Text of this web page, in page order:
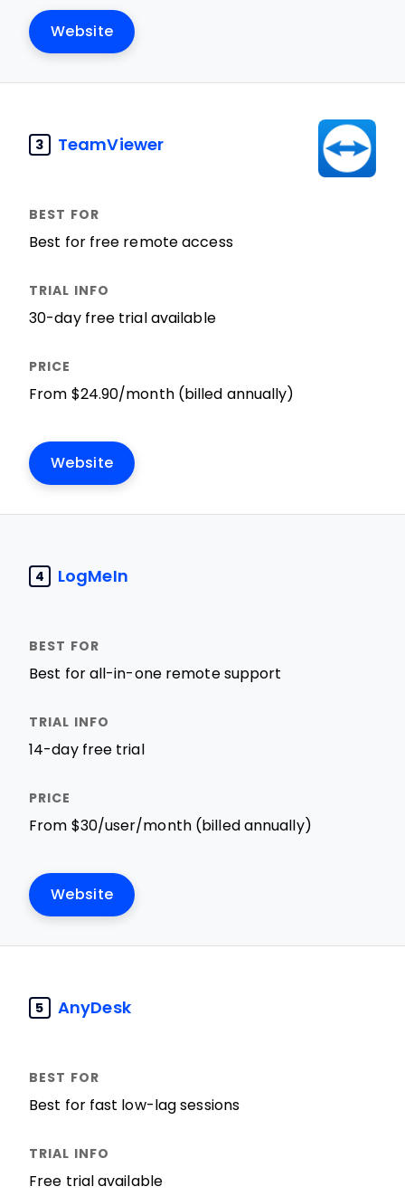
Website
3 TeamViewer
Best for free remote access
30-day free trial available
From $24.90/month (billed annually)
Website
4 LogMeIn
Best for all-in-one remote support
14-day free trial
From $30/user/month (billed annually)
Website
5 AnyDesk
Best for fast low-lag sessions
Free trial available